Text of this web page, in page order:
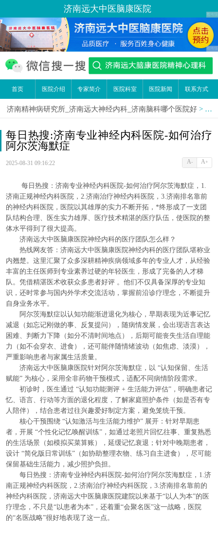
济南远大中医脑康医院
首页 医院介绍 专家简介 医院科室 医院新闻 联系方式
济南精神病研究所_济南远大神经内科_济南脑科哪个医院好 > 医
每日热搜:济南专业神经内科医院-如何治疗
阿尔茨海默症
2025-08-31 09:16:22 A- A+
每日热搜：济南专业神经内科医院-如何治疗阿尔茨海默症，1.
济南正规神经内科医院，2.济南治疗神经内科医院，3.济南排名靠前
的神经内科医院，医院以其雄厚的实力不断开拓，*终形成了一支团
队结构合理、医生实力雄厚、医疗技术精湛的医疗队伍，使医院的整
体水平得到了很大提高。
济南远大中医脑康医院神经内科的医疗团队怎么样？
热线网友答：济南远大中医脑康医院神经内科的医疗团队堪称业
内翘楚。这里汇聚了众多深耕精神疾病领域多年的专业人才，从经验
丰富的主任医师到专业素养过硬的年轻医生，形成了完备的人才梯
队。凭借精湛医术收获众多患者好评 。他们不仅具备深厚的专业知
识，还时常参与国内外学术交流活动，掌握前沿诊疗理念，不断提升
自身业务水平。
阿尔茨海默症以认知功能渐进退化为核心，早期表现为近事记忆
减退（如忘记刚做的事、反复提问），随病情发展，会出现语言表达
困难、判断力下降（如分不清时间地点），后期可能丧失生活自理能
力（如不会穿衣、进食），还可能伴随情绪波动（如焦虑、淡漠），
严重影响患者与家属生活质量。
济南远大中医脑康医院针对阿尔茨海默症，以 “认知保留、生活
赋能” 为核心，采用全非药物干预模式，适配不同病情阶段需求。
初诊时，医生通过 “认知功能测评 + 生活能力评估”，明确患者记
忆、语言、行动等方面的退化程度，了解家庭照护条件（如是否有专
人陪伴），结合患者过往兴趣爱好制定方案，避免笼统干预。
核心干预围绕 “认知激活与生活能力维护” 展开：针对早期患
者，开展 “个性化记忆唤醒训练”，如通过老照片回忆往事、重复熟悉
的生活场景（如模拟买菜算账），延缓记忆衰退；针对中晚期患者，
设计 “简化版日常训练”（如协助整理衣物、练习自主进食），尽可能
保留基础生活能力，减少照护负担。
每日热搜：济南专业神经内科医院-如何治疗阿尔茨海默症，1.济
南正规神经内科医院，2.济南治疗神经内科医院，3.济南排名靠前的
神经内科医院，济南远大中医脑康医院建院以来基于“以人为本”的医
疗理念，不只是“以患者为本”，还着重“会聚名医”这一战略，医院
的“名医战略”很好地表现了这一点。